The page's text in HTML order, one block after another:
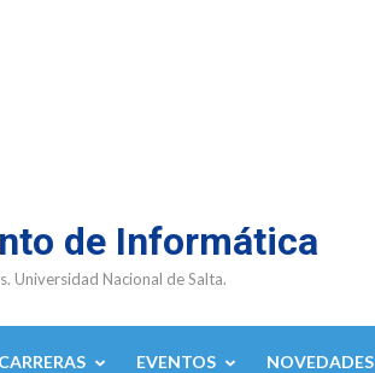
de Informática
Universidad Nacional de Salta.
CARRERAS EVENTOS NOVEDADES